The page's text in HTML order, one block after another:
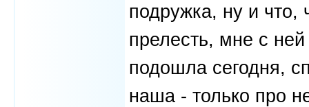
подружка, ну и что,
прелесть, мне с
подошла сегодня,
наша - только про